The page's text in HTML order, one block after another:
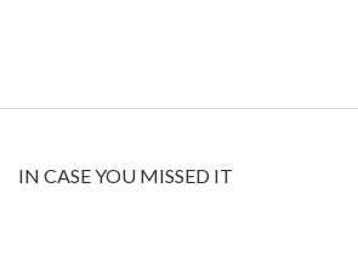
IN CASE YOU MISSED IT